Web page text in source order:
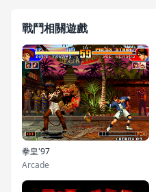
戰鬥相關遊戲
拳皇'97
Arcade